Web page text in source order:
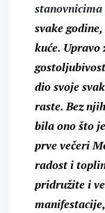
stanovnicima
svake
kuće.
dio svoje
raste. Bez
bila ono što
prve večeri
radost i
pridružite i